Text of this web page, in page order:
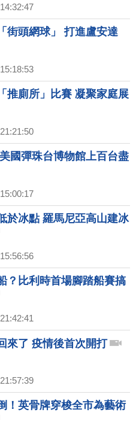
街頭網球」 打進盧安達
推廁所」比賽 凝聚家庭展
國彈珠台博物館上百台盡
於冰點 羅馬尼亞高山建冰
？比利時首場腳踏船賽搞
來了 疫情後首次開打
！英骨牌穿梭全市為藝術